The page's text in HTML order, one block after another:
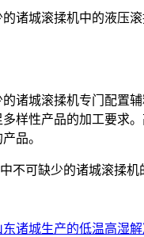
的诸城滚揉机中的液压
的诸城滚揉机专门配置
样性产品的加工要求
品。
不可缺少的诸城滚揉机
诸城生产的低温高湿